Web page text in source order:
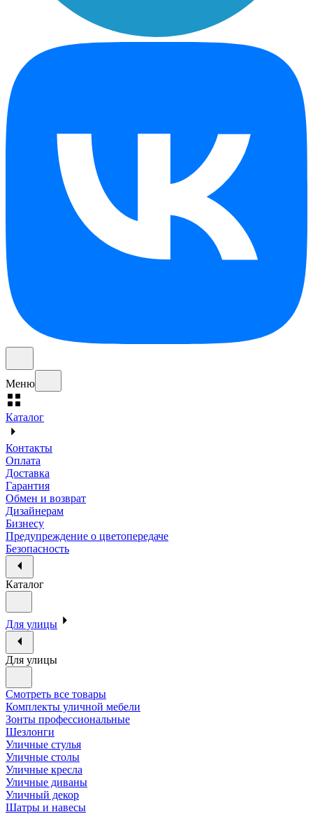
Меню
Каталог
Контакты
Оплата
Доставка
Гарантия
Обмен и возврат
Дизайнерам
Бизнесу
Предупреждение о цветопередаче
Безопасность
Каталог
Для улицы
Для улицы
Смотреть все товары
Комплекты уличной мебели
Зонты профессиональные
Шезлонги
Уличные стулья
Уличные столы
Уличные кресла
Уличные диваны
Уличный декор
Шатры и навесы